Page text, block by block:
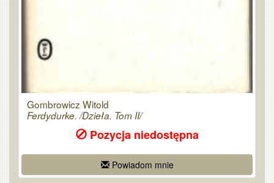
Gombrowicz Witold
Ferdydurke. /Dzieła. Tom II/
Pozycja niedostępna
Powiadom mnie